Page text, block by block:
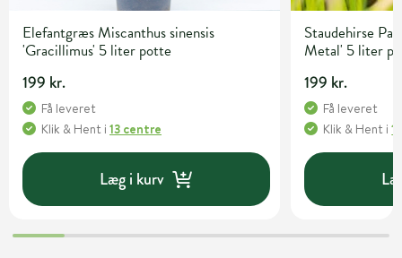
Elefantgræs Miscanthus sinensis
'Gracillimus' 5 liter potte
199 kr.
Få leveret
Klik & Hent i 13 centre
Læg i kurv
Staudehirse
Metal' 5 liter
199 kr.
Få leveret
Klik & Hent i